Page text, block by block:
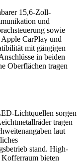
15,6-Zoll-
und
sowie
CarPlay und
mit gängigen
in beiden
Oberflächen tragen
Lichtquellen sorgen
tragen
laut
stand. High-
bieten